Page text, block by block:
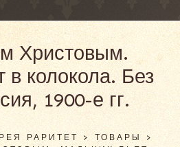
Христовым.
в колокола. Без
1900-е гг.
РАРИТЕТ >ТОВАРЫ >